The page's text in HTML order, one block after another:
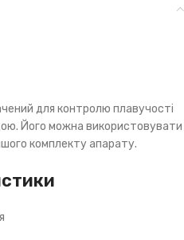
для контролю плавучості
Його можна використовувати
комплекту апарату.